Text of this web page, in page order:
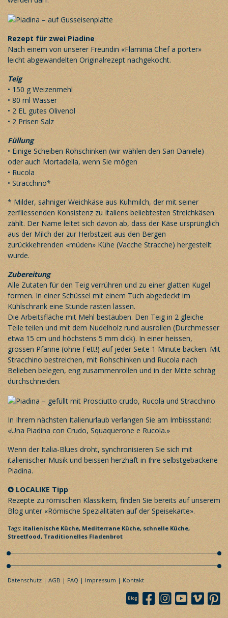
Rezept für zwei Piadine
Nach einem von unserer Freundin «Flaminia Chef a porter»
leicht abgewandelten Originalrezept nachgekocht.
Teig
• 150 g Weizenmehl
• 80 ml Wasser
• 2 EL gutes Olivenöl
• 2 Prisen Salz
Füllung
• Einige Scheiben Rohschinken (wir wählen den San Daniele)
oder auch Mortadella, wenn Sie mögen
• Rucola
• Stracchino*
* Milder, sahniger Weichkäse aus Kuhmilch, der mit seiner
zerfliessenden Konsistenz zu Italiens beliebtesten Streichkäsen
zählt. Der Name leitet sich davon ab, dass der Käse ursprünglich
aus der Milch der zur Herbstzeit aus den Bergen
zurückkehrenden «müden» Kühe (Vacche Stracche) hergestellt
wurde.
Zubereitung
Alle Zutaten für den Teig verrühren und zu einer glatten Kugel
formen. In einer Schüssel mit einem Tuch abgedeckt im
Kühlschrank eine Stunde rasten lassen.
Die Arbeitsfläche mit Mehl bestäuben. Den Teig in 2 gleiche
Teile teilen und mit dem Nudelholz rund ausrollen (Durchmesser
etwa 15 cm und höchstens 5 mm dick). In einer heissen,
grossen Pfanne (ohne Fett!) auf jeder Seite 1 Minute backen. Mit
Stracchino bestreichen, mit Rohschinken und Rucola nach
Belieben belegen, eng zusammenrollen und in der Mitte schräg
durchschneiden.
In Ihrem nächsten Italienurlaub verlangen Sie am Imbissstand:
«Una Piadina con Crudo, Squaquerone e Rucola.»
Wenn der Italia-Blues droht, synchronisieren Sie sich mit
italienischer Musik und beissen herzhaft in Ihre selbstgebackene
Piadina.
✪ LOCALIKE Tipp
Rezepte zu römischen Klassikern, finden Sie bereits auf unserem
Blog unter «Römische Spezialitäten auf der Speisekarte».
Tags: italienische Küche, Mediterrane Küche, schnelle Küche,
Streetfood, Traditionelles Fladenbrot
Datenschutz AGB FAQ Impressum Kontakt